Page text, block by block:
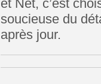
et Net, c’est
soucieuse du
après jour.